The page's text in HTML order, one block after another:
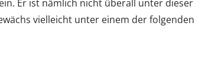
Er ist nämlich nicht überall unter dieser
vielleicht unter einem der folgenden